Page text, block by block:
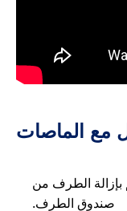
مع الماصات
الطرف من
صندوق الطرف.